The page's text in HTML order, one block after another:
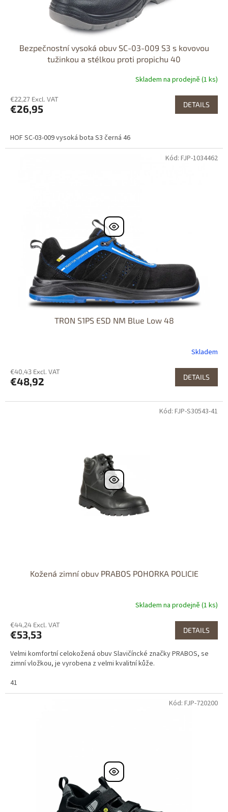
Bezpečnostní vysoká obuv SC-03-009 S3 s kovovou
tužinkou a stélkou proti propichu 40
Skladem na prodejně (1 ks)
€22,27 Excl. VAT
€26,95 DETAILS
HOF SC-03-009 vysoká bota S3 černá 46
TRON S1PS ESD NM Blue Low 48
Skladem
€40,43 Excl. VAT
€48,92 DETAILS
Kód: FJP-1034462
Kožená zimní obuv PRABOS POHORKA POLICIE
Skladem na prodejně (1 ks)
€44,24 Excl. VAT
€53,53 DETAILS
Velmi komfortní celokožená obuv Slavičíncké značky PRABOS, se
zimní vložkou, je vyrobena z velmi kvalitní kůže.
41
Kód: FJP-S30543-41
Kód: FJP-720200